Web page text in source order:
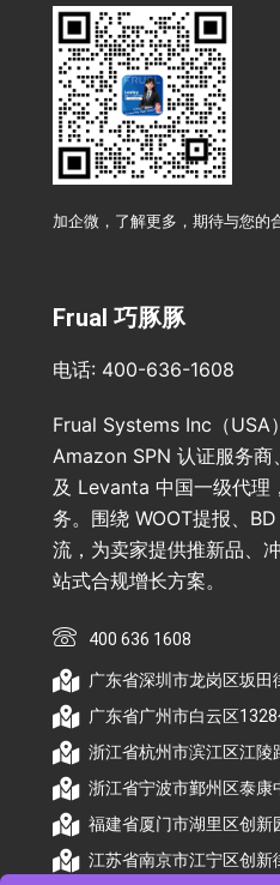
加企微，了解更多，期待与您的
Frual 巧豚豚
电话: 400-636-1608
Frual Systems Inc（USA
Amazon SPN 认证服务商
及 Levanta 中国一级代理
务。围绕 WOOT提报、
流，为卖家提供推新品、
站式合规增长方案。
400 636 1608
广东省深圳市龙岗区坂田
广东省广州市白云区
浙江省杭州市滨江区江陵
浙江省宁波市鄞州区泰康
福建省厦门市湖里区创新
江苏省南京市江宁区创新